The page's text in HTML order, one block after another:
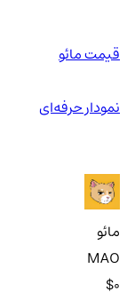
قیمت مائو
نمودار حرفه‌ای
مائو
MAO
$0